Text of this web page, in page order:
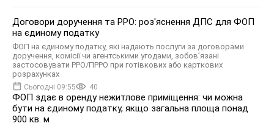
Договори доручення та РРО: роз'яснення ДПС для ФОП
на єдиному податку
ФОП на єдиному податку, які надають послуги за договорами
доручення, комісії чи агентськими угодами, зобов’язані
застосовувати РРО/ПРРО при готівкових або карткових
розрахунках
Сьогодні 09:55 40
ФОП здає в оренду нежитлове приміщення: чи можна
бути на єдиному податку, якщо загальна площа понад
900 кв. м